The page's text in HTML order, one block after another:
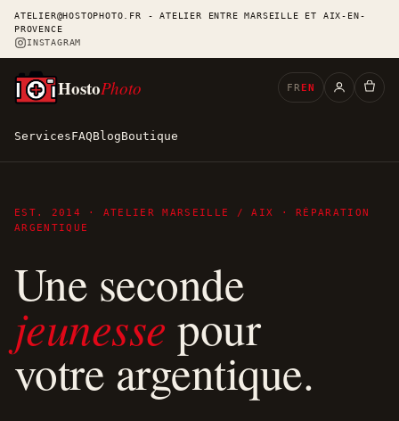
ATELIER@HOSTOPHOTO.FR - ATELIER ENTRE MARSEILLE ET AIX-EN-
PROVENCE
INSTAGRAM
ServicesFAQBlogBoutique
HostoPhoto FR EN
EST. 2014 · ATELIER MARSEILLE / AIX · RÉPARATION
ARGENTIQUE
Une seconde
jeunesse pour
votre argentique.